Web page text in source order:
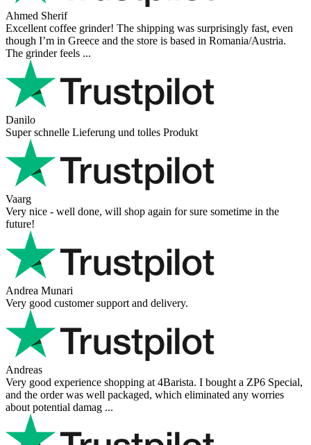
Ahmed Sherif
Excellent coffee grinder! The shipping was surprisingly fast, even
though I’m in Greece and the store is based in Romania/Austria.
The grinder feels ...
Danilo
Super schnelle Lieferung und tolles Produkt
Vaarg
Very nice - well done, will shop again for sure sometime in the
future!
Andrea Munari
Very good customer support and delivery.
Andreas
Very good experience shopping at 4Barista. I bought a ZP6 Special,
and the order was well packaged, which eliminated any worries
about potential damag ...